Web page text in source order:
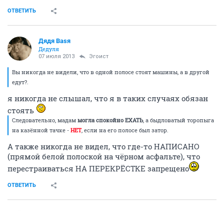
ОТВЕТИТЬ
Дядя Ваsя
Дедуля
07 июля 2013 Эгоист
Вы никогда не видели, что в одной полосе стоят машины, а в другой
едут?.
я никогда не слышал, что я в таких случаях обязан
стоять
Следовательно, мадам могла спокойно ЕХАТЬ, а быдловатый торопыга
на казённой тачке - НЕТ, если на его полосе был затор.
А также никогда не видел, что где-то НАПИСАНО
(прямой белой полоской на чёрном асфальте), что
перестраиваться НА ПЕРЕКРЁСТКЕ запрещено
ОТВЕТИТЬ